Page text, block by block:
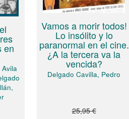
en
Avila
Vamos a morir todos!
Lo insólito y lo
paranormal en el cine.
¿A la tercera va la
vencida?
Delgado Cavilla, Pedro
25,95 €